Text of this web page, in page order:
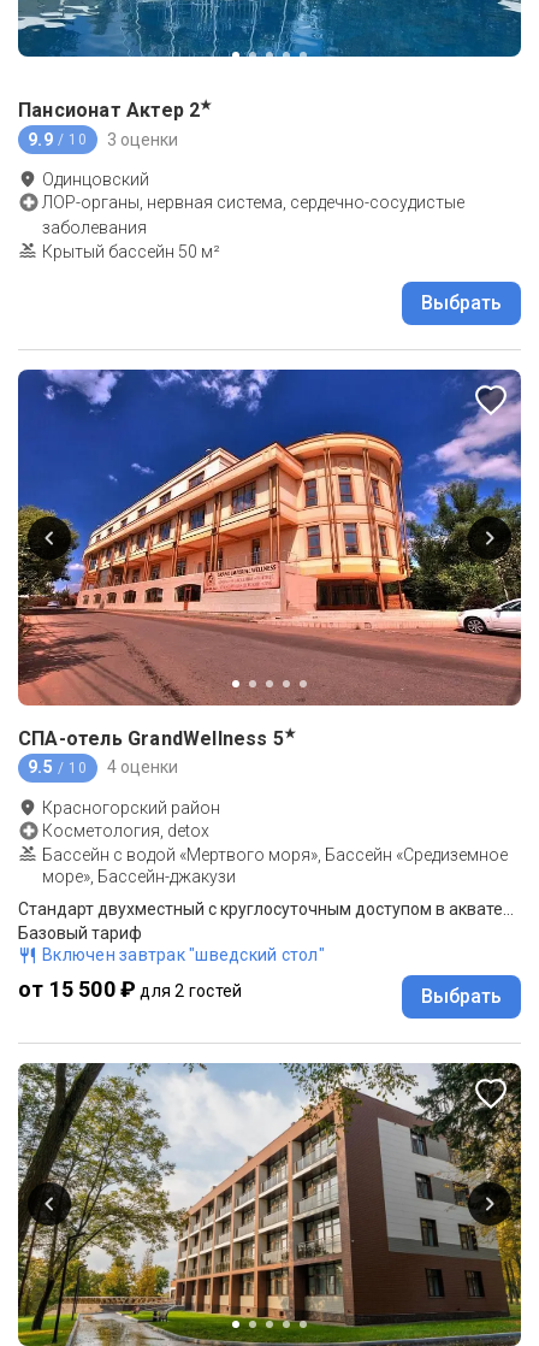
Пансионат Актер 2★
9.9 / 10 3 оценки
Одинцовский
ЛОР-органы, нервная система, сердечно-сосудистые
заболевания
Крытый бассейн 50 м²
Выбрать
СПА-отель GrandWellness 5★
9.5 / 10 4 оценки
Красногорский район
Косметология, detox
Бассейн с водой «Мертвого моря», Бассейн «Средиземное
море», Бассейн-джакузи
Базовый тариф
Включен завтрак "шведский стол"
от 15 500 ₽ для 2 гостей Выбрать